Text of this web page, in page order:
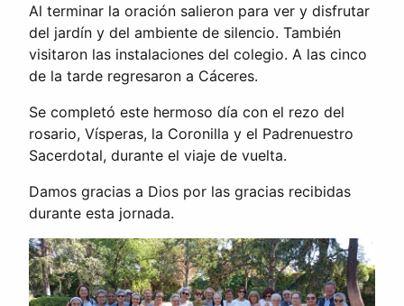
Al terminar la oración salieron para ver y disfrutar
del jardín y del ambiente de silencio. También
visitaron las instalaciones del colegio. A las cinco
de la tarde regresaron a Cáceres.
Se completó este hermoso día con el rezo del
rosario, Vísperas, la Coronilla y el Padrenuestro
Sacerdotal, durante el viaje de vuelta.
Damos gracias a Dios por las gracias recibidas
durante esta jornada.